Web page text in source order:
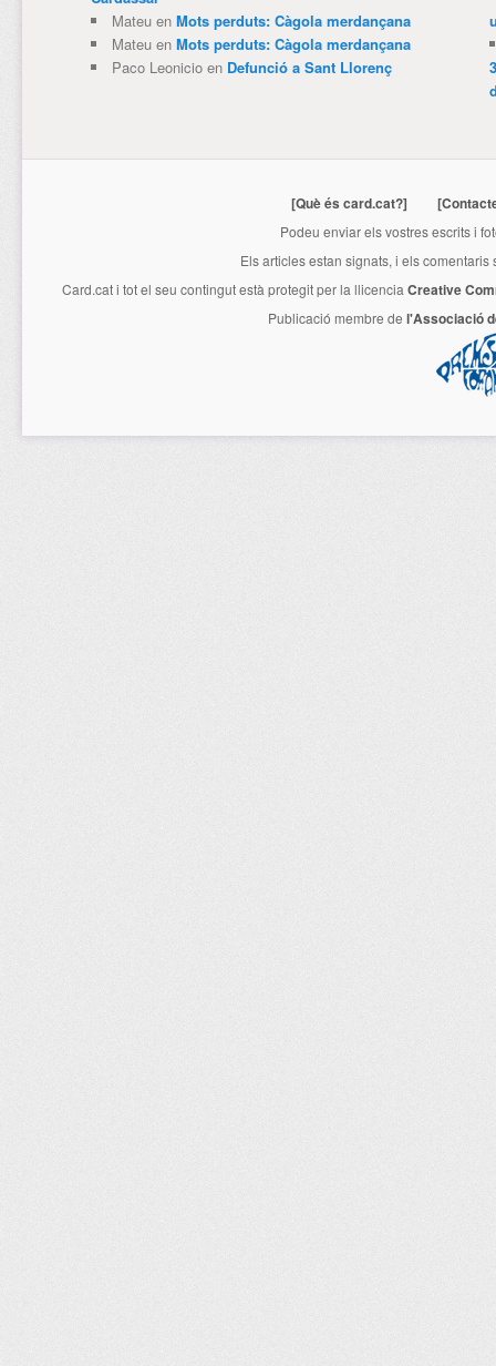
Mateuen Mots perduts: Càgola merdançana
Mateuen Mots perduts: Càgola merdançana
Paco Leonicioen Defunció a Sant Llorenç
[Què és card.cat?]
Podeu enviar els vostres escrits i
Els articles estan signats, i els
Card.cati tot el seu contingut està protegit per la llicencia Creative
Publicació membre de l'Associació